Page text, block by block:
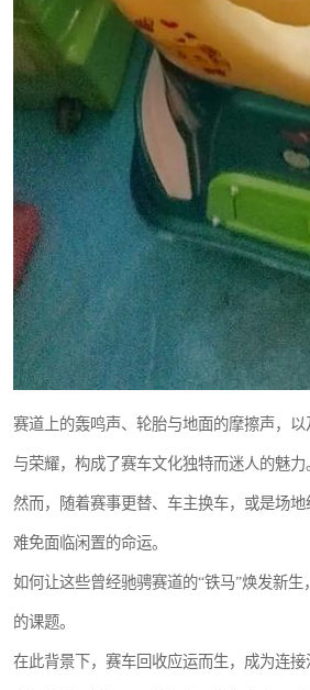
赛道上的轰鸣声、轮胎与地面的摩擦声，
与荣耀，构成了赛车文化独特而迷人的魅力
然而，随着赛事更替、车主换车，或是场
难免面临闲置的命运。
如何让这些曾经驰骋赛道的“铁马”焕发新
的课题。
在此背景下，赛车回收应运而生，成为连